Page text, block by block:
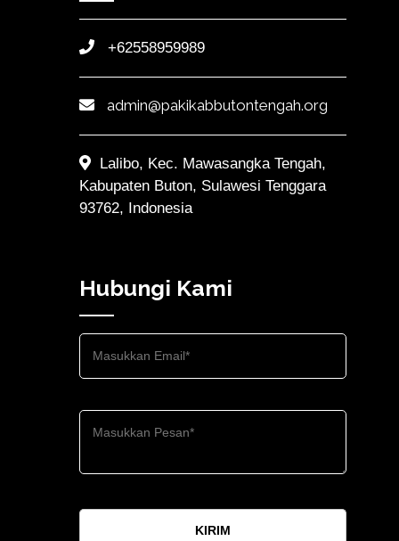
+62558959989
admin@pakikabbutontengah.org
Lalibo, Kec. Mawasangka Tengah,
Kabupaten Buton, Sulawesi Tenggara
93762, Indonesia
Hubungi Kami
KIRIM